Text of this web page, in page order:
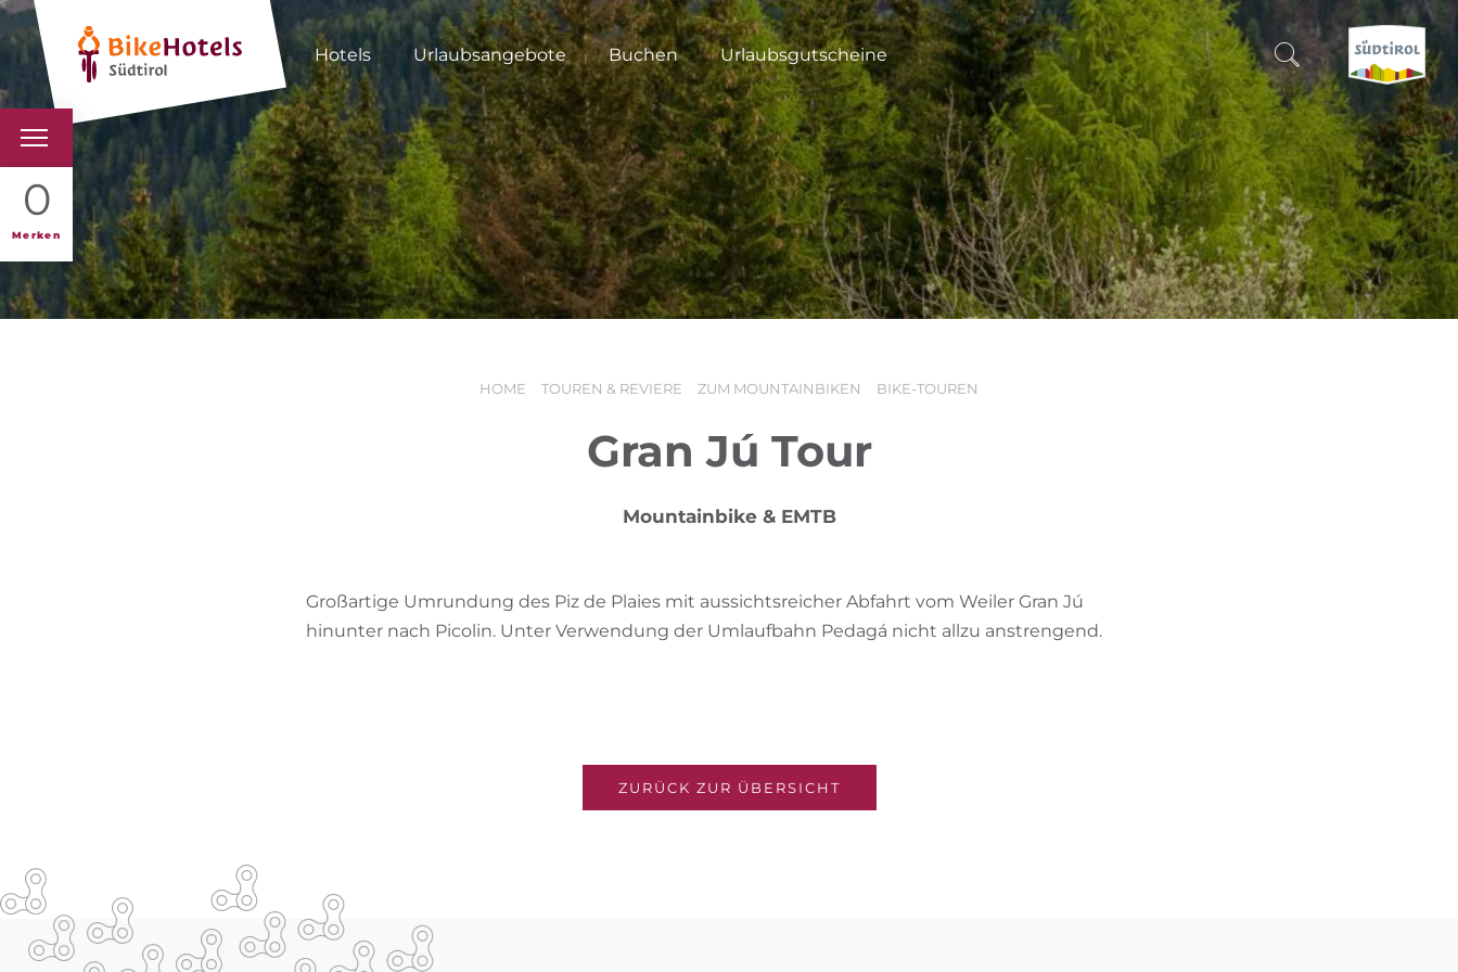
Hotels Urlaubsangebote Buchen Urlaubsgutscheine
0
Merken
BIKEHOTELS
HOTELS & PAKETE
TOUREN & REVIERE
SUCHEN & BUCHEN
ENTDECKE SÜDTIROL
WANN?
-
HOME TOUREN & REVIERE ZUM MOUNTAINBIKEN BIKE-TOUREN
Gran Jú Tour
Mountainbike & EMTB
Großartige Umrundung des Piz de Plaies mit aussichtsreicher Abfahrt vom Weiler Gran Jú
hinunter nach Picolin. Unter Verwendung der Umlaufbahn Pedagá nicht allzu anstrengend.
ZURÜCK ZUR ÜBERSICHT